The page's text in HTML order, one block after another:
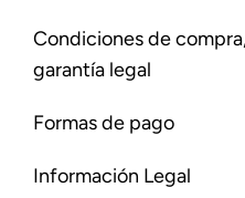
Condiciones de
garantía legal
Formas de pago
Información Legal